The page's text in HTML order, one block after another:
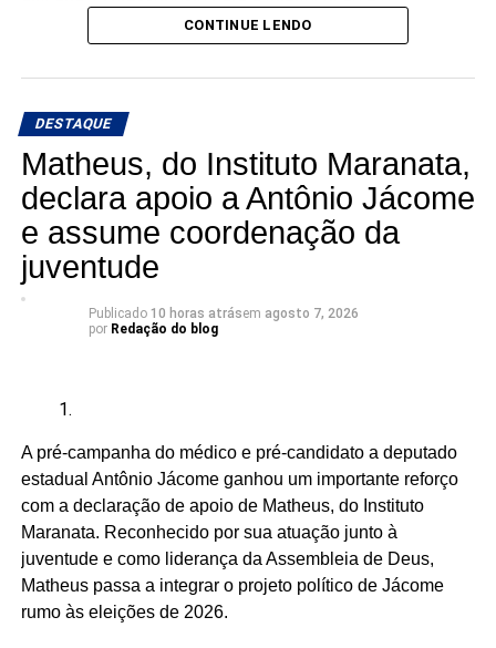
compromisso público com a agenda da articulação.
“Ninguém pode falar melhor por nós do que nós mesmos.
ocupando os parlamentos, continuaremos sendo
lembrados apenas em momentos pontuais”, dizem os
candidatos à Câmara.
A articulação reúne seis candidatos à Câmara dos
Deputados:
Wesley Mendes (BA)
Mãe Bernadete de Oxóssi (BA)
Ariane Magalhães (RJ)
CONTINUE LENDO
DESTAQUE
Matheus, do Instituto Maranata,
declara apoio a Antônio Jácome
e assume coordenação da
juventude
Publicado 10 horas atrásem agosto 7, 2026
por Redação do blog
A pré-campanha do médico e pré-candidato a deputado
estadual Antônio Jácome ganhou um importante reforço
com a declaração de apoio de Matheus, do Instituto
Maranata. Reconhecido por sua atuação junto à
juventude e como liderança da Assembleia de Deus,
Matheus passa a integrar o projeto político de Jácome
rumo às eleições de 2026.